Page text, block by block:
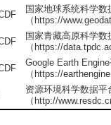
国家地球系统科学数
（ https://
国家青藏高原科学数
（ https://
Google Earth Engine
（ https://
资源环境科学数据平
（ http://